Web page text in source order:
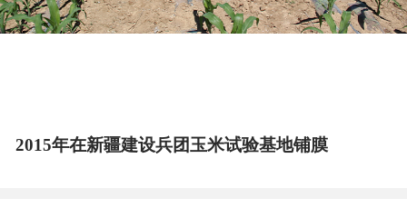
2015年在新疆建设兵团玉米试验基地铺膜